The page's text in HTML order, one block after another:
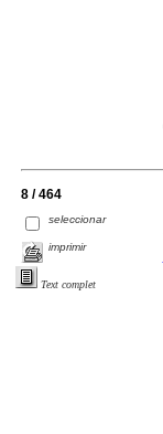
8 / 464
seleccionar
imprimir
Text complet